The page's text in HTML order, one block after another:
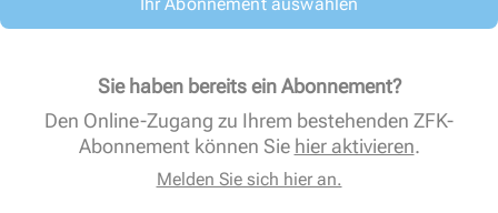
Ihr Abonnement auswählen
Sie haben bereits ein Abonnement?
Den Online-Zugang zu Ihrem bestehenden ZFK-
Abonnement können Sie hier aktivieren.
Melden Sie sich hier an.